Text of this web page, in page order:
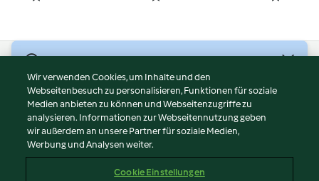
Nutzungsbedingungen
Datenschutzrichtlinien
Disclaimer
Impressum
Wir verwenden Cookies, um Inhalte und den
Webseitenbesuch zu personalisieren, Funktionen für soziale
Medien anbieten zu können und Webseitenzugriffe zu
analysieren. Informationen zur Webseitennutzung geben
wir außerdem an unsere Partner für soziale Medien,
Werbung und Analysen weiter.
Cookie Einstellungen